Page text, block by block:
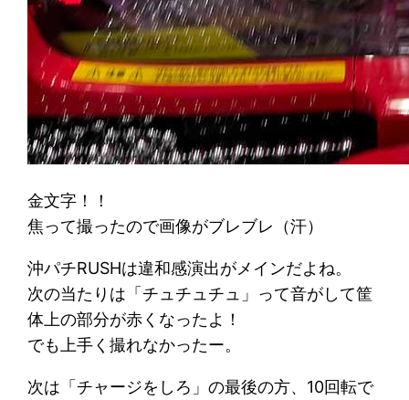
金文字！！
焦って撮ったので画像がブレブレ（汗）
沖パチRUSHは違和感演出がメインだよね。
次の当たりは「チュチュチュ」って音がして筐
体上の部分が赤くなったよ！
でも上手く撮れなかったー。
次は「チャージをしろ」の最後の方、10回転で